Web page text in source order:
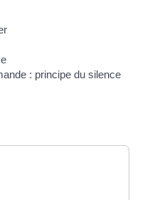
: principe du silence